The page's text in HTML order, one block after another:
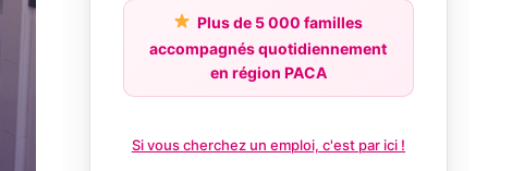
Plus de 5 000 familles
accompagnés quotidiennement
en région PACA
Si vous cherchez un emploi, c'est par ici !